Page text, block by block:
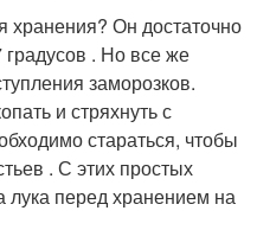
хранения? Он достаточно
. Но все же
заморозков.
и стряхнуть с
стараться, чтобы
. С этих простых
лука перед хранением на